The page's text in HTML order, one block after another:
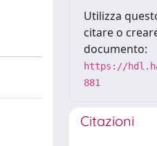
Utilizza
citare o
documento:
https://
881
Citazioni